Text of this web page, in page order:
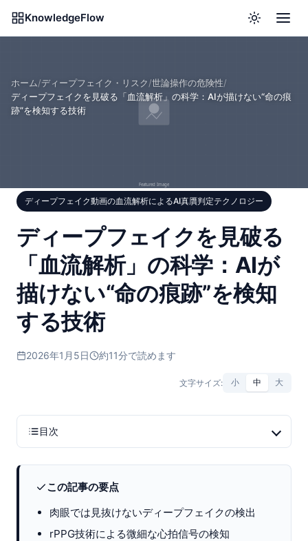
KnowledgeFlow
ホーム/ディープフェイク・リスク/世論操作の危険性/
ディープフェイクを見破る「血流解析」の科学：AIが描けない“命の痕
跡”を検知する技術
ディープフェイク動画の血流解析によるAI真贋判定テクノロジー
ディープフェイクを見破る
「血流解析」の科学：AIが
描けない“命の痕跡”を検知
する技術
2026年1月5日 約11分で読めます
文字サイズ: 小 中 大
目次
この記事の要点
肉眼では見抜けないディープフェイクの検出
rPPG技術による微細な心拍信号の検知